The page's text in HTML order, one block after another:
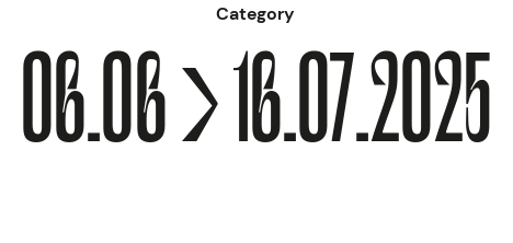
Category
06.06 > 16.07.2025